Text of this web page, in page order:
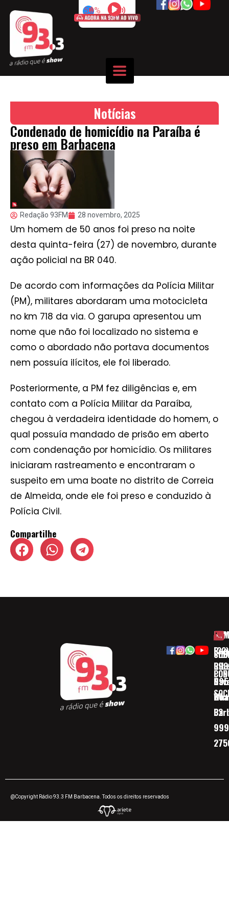
50%
Notícias
Condenado de homicídio na Paraíba é
preso em Barbacena
Redação 93FM 28 novembro, 2025
Um homem de 50 anos foi preso na noite
desta quinta-feira (27) de novembro, durante
ação policial na BR 040.
De acordo com informações da Polícia Militar
(PM), militares abordaram uma motocicleta
no km 718 da via. O garupa apresentou um
nome que não foi localizado no sistema e
como o abordado não portava documentos
nem possuía ilícitos, ele foi liberado.
Posteriormente, a PM fez diligências e, em
contato com a Polícia Militar da Paraíba,
chegou à verdadeira identidade do homem, o
qual possuía mandado de prisão em aberto
com condenação por homicídio. Os militares
iniciaram rastreamento e encontraram o
suspeito em uma boate no distrito de Correia
de Almeida, onde ele foi preso e conduzido à
Polícia Civil.
Compartilhe
(32)
32
@Copyright Rádio 93.3 FM Barbacena. Todos os direitos reservados